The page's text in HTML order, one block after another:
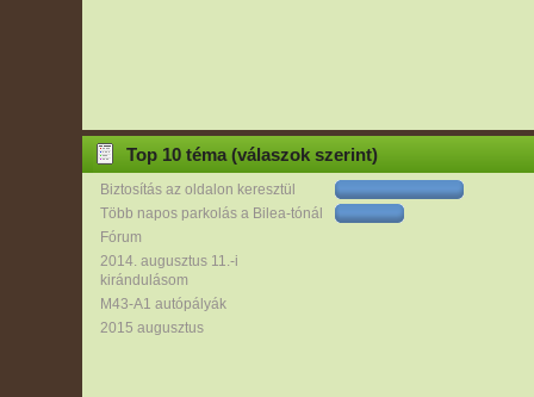
Top 10 téma (válaszok szerint)
Biztosítás az oldalon keresztül
Több napos parkolás a Bilea-tónál
Fórum
2014. augusztus 11.-i
kirándulásom
M43-A1 autópályák
2015 augusztus